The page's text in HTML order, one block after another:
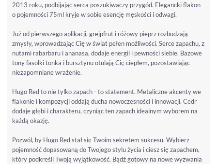
2013 roku, podbijając serca poszukiwaczy przygód. Elegancki flakon
o pojemności 75ml kryje w sobie esencję męskości i odwagi.
Już od pierwszego aplikacji, grejpfrut i różowy pieprz rozbudzają
zmysły, wprowadzając Cię w świat pełen możliwości. Serce zapachu, z
nutami rabarbaru i ananasa, dodaje energii i pewności siebie. Bazowe
tony fasolki tonka i bursztynu otulają Cię ciepłem, pozostawiając
niezapomniane wrażenie.
Hugo Red to nie tylko zapach - to statement. Metaliczne akcenty we
flakonie i kompozycji oddają ducha nowoczesności i innowacji. Cedr
dodaje głębi i charakteru, czyniąc ten zapach idealnym wyborem na
każdą okazję.
Pozwól, by Hugo Red stał się Twoim sekretem sukcesu. Wybierz
pojemność dopasowaną do Twojego stylu życia i ciesz się zapachem,
który podkreśli Twoją wyjątkowość. Bądź gotowy na nowe wyzwania